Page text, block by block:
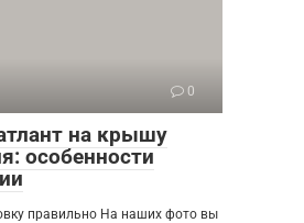
0
на крышу
особенности
правильно На наших фото вы